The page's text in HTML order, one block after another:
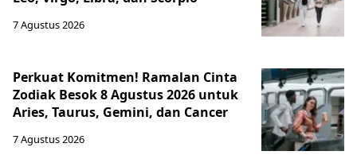
7 Agustus 2026
Perkuat Komitmen! Ramalan Cinta
Zodiak Besok 8 Agustus 2026 untuk
Aries, Taurus, Gemini, dan Cancer
7 Agustus 2026